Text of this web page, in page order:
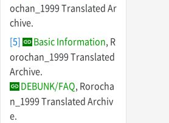
ochan_1999 Translated Ar
chive.
[5]
Basic Information, R
orochan_1999 Translated
Archive.
DEBUNK/FAQ, Rorocha
n_1999 Translated Archiv
e.